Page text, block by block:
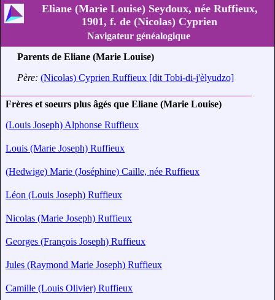
Eliane (Marie Louise) Seydoux, née Ruffieux,
1901, f. de (Nicolas) Cyprien
Navigateur généalogique
Parents de Eliane (Marie Louise)
Père: (Nicolas) Cyprien Ruffieux [dit Tobi-di-j'èlyudzo]
Frères et soeurs plus âgés que Eliane (Marie Louise)
(Louis Joseph) Alphonse Ruffieux
Louis (Marie Joseph) Ruffieux
(Hedwige) Marie (Joséphine) Caille, née Ruffieux
Léon (Louis Joseph) Ruffieux
Nicolas (Marie Joseph) Ruffieux
Georges (François Joseph) Ruffieux
Jules (Raymond Marie Joseph) Ruffieux
Camille (Louis Olivier) Ruffieux